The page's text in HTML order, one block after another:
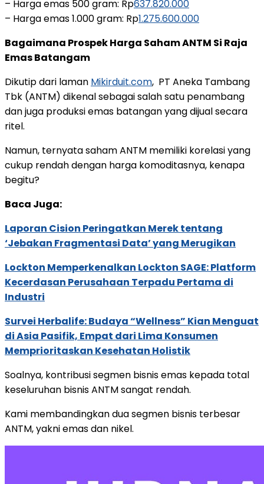
– Harga emas 500 gram: Rp637.820.000
– Harga emas 1.000 gram: Rp1.275.600.000
Bagaimana Prospek Harga Saham ANTM Si Raja
Emas Batangam
Dikutip dari laman Mikirduit.com, PT Aneka Tambang
Tbk (ANTM) dikenal sebagai salah satu penambang
dan juga produksi emas batangan yang dijual secara
ritel.
Namun, ternyata saham ANTM memiliki korelasi yang
cukup rendah dengan harga komoditasnya, kenapa
begitu?
Baca Juga:
Laporan Cision Peringatkan Merek tentang
‘Jebakan Fragmentasi Data’ yang Merugikan
Lockton Memperkenalkan Lockton SAGE: Platform
Kecerdasan Perusahaan Terpadu Pertama di
Industri
Survei Herbalife: Budaya “Wellness” Kian Menguat
di Asia Pasifik, Empat dari Lima Konsumen
Memprioritaskan Kesehatan Holistik
Soalnya, kontribusi segmen bisnis emas kepada total
keseluruhan bisnis ANTM sangat rendah.
Kami membandingkan dua segmen bisnis terbesar
ANTM, yakni emas dan nikel.